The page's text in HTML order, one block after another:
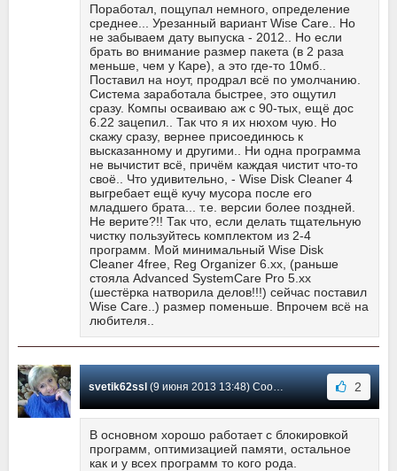
Поработал, пощупал немного, определение
среднее... Урезанный вариант Wise Care.. Но
не забываем дату выпуска - 2012.. Но если
брать во внимание размер пакета (в 2 раза
меньше, чем у Каре), а это где-то 10мб..
Поставил на ноут, продрал всё по умолчанию.
Система заработала быстрее, это ощутил
сразу. Компы осваиваю аж с 90-тых, ещё дос
6.22 зацепил.. Так что я их нюхом чую. Но
скажу сразу, вернее присоединюсь к
высказанному и другими.. Ни одна программа
не вычистит всё, причём каждая чистит что-то
своё.. Что удивительно, - Wise Disk Cleaner 4
выгребает ещё кучу мусора после его
младшего брата... т.е. версии более поздней.
Не верите?!! Так что, если делать тщательную
чистку пользуйтесь комплектом из 2-4
программ. Мой минимальный Wise Disk
Cleaner 4free, Reg Organizer 6.xx, (раньше
стояла Advanced SystemCare Pro 5.хх
(шестёрка натворила делов!!!) сейчас поставил
Wise Care..) размер поменьше. Впрочем всё на
любителя..
svetik62ssl(9 июня 2013 13:48) Сообщение #40 2
В основном хорошо работает с блокировкой
программ, оптимизацией памяти, остальное
как и у всех программ то кого рода.